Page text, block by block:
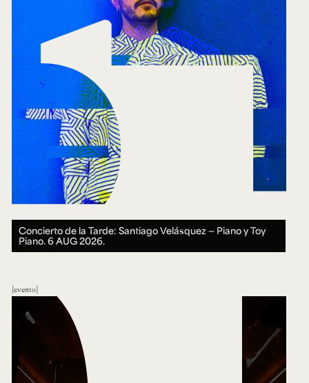
Concierto de la Tarde: Santiago Velásquez — Piano y Toy
Piano.6 AUG 2026.
evento